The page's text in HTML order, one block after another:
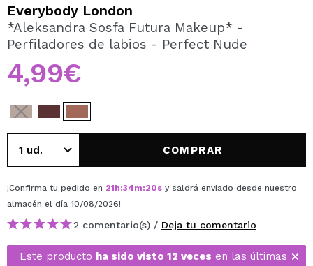
Al crear una cuenta en Maquillalia.com podrás realizar
tus compras rápidamente, revisar el estado de tus
Everybody London
*Aleksandra Sosfa Futura Makeup* -
Perfiladores de labios - Perfect Nude
4,99€
COMPRAR
¡Confirma tu pedido en 21h:34m:20s y saldrá enviado desde nuestro
almacén el día 10/08/2026!
2 comentario(s) / Deja tu comentario
Este producto ha sido visto 12 veces en las últimas